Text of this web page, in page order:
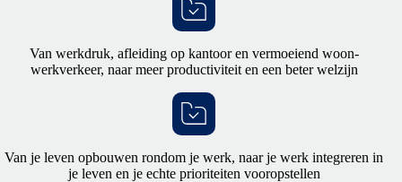
Van werkdruk, afleiding op kantoor en vermoeiend woon-
werkverkeer, naar meer productiviteit en een beter welzijn
Van je leven opbouwen rondom je werk, naar je werk integreren in
je leven en je echte prioriteiten vooropstellen